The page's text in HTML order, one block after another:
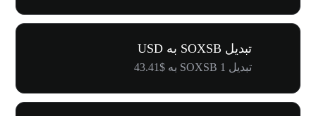
تبدیل SOXSB به USD
تبدیل 1 SOXSB به $43.41